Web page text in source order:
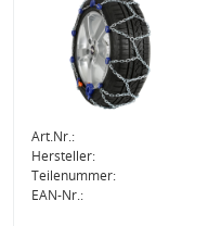
Art.Nr.:
Hersteller:
Teilenummer:
EAN-Nr.: